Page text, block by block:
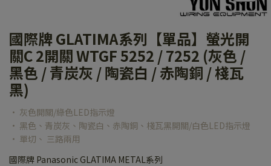
國際牌 GLATIMA系列【單品】螢光開
關C 2開關 WTGF 5252 / 7252 (灰色 /
黑色 / 青炭灰 / 陶瓷白 / 赤陶銅 / 棧瓦
黑)
• 灰色開關/綠色LED指示燈
• 黑色、青炭灰、陶瓷白、赤陶銅、棧瓦黑開關/白色LED指示燈
• 單切、 三路兩用
國際牌 Panasonic GLATIMA METAL系列